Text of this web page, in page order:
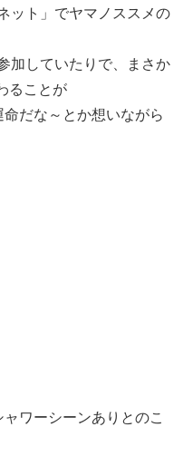
ット」でヤマノススメの
加していたりで、まさか
ることが
だな～とか想いながら
ワーシーンありとのこ